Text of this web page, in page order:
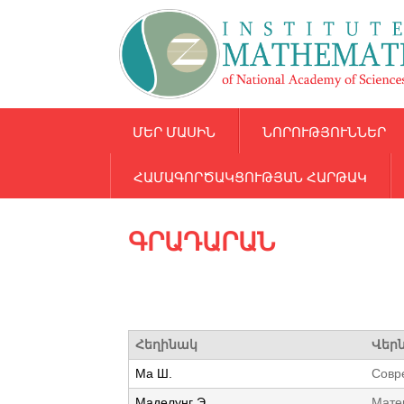
ՄԵՐ ՄԱՍԻՆ ՆՈՐՈՒԹՅՈՒՆՆԵՐ
ՀԱՄԱԳՈՐԾԱԿՑՈՒԹՅԱՆ ՀԱՐԹԱԿ
ԳՐԱԴԱՐԱՆ
Հեղինակ
Ма Ш.